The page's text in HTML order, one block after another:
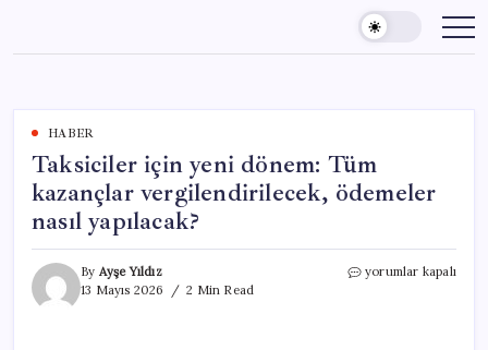
content
HABER
Taksiciler için yeni dönem: Tüm
kazançlar vergilendirilecek, ödemeler
nasıl yapılacak?
By Ayşe Yıldız
13 Mayıs 2026
2 Min Read
Taksiciler
yorumlar kapalı